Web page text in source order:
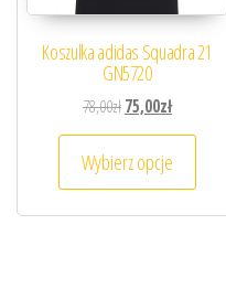
Koszulka adidas Squadra 21
GN5720
78,00złPierwotna cena
75,00złAktualna
Wybierz opcje
Ten